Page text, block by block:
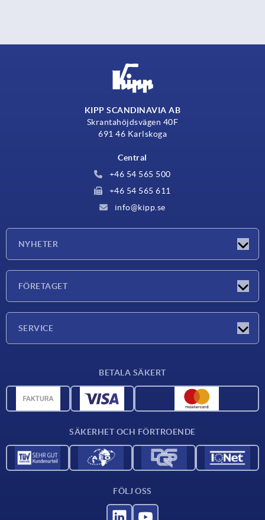
KIPP SCANDINAVIA AB
Skrantahöjdsvägen 40F
691 46 Karlskoga
Central
+46 54 565 500
+46 54 565 611
info@kipp.se
NYHETER
FÖRETAGET
SERVICE
CAD-data
BETALA SÄKERT
SÄKERHET OCH FÖRTROENDE
FÖLJ OSS